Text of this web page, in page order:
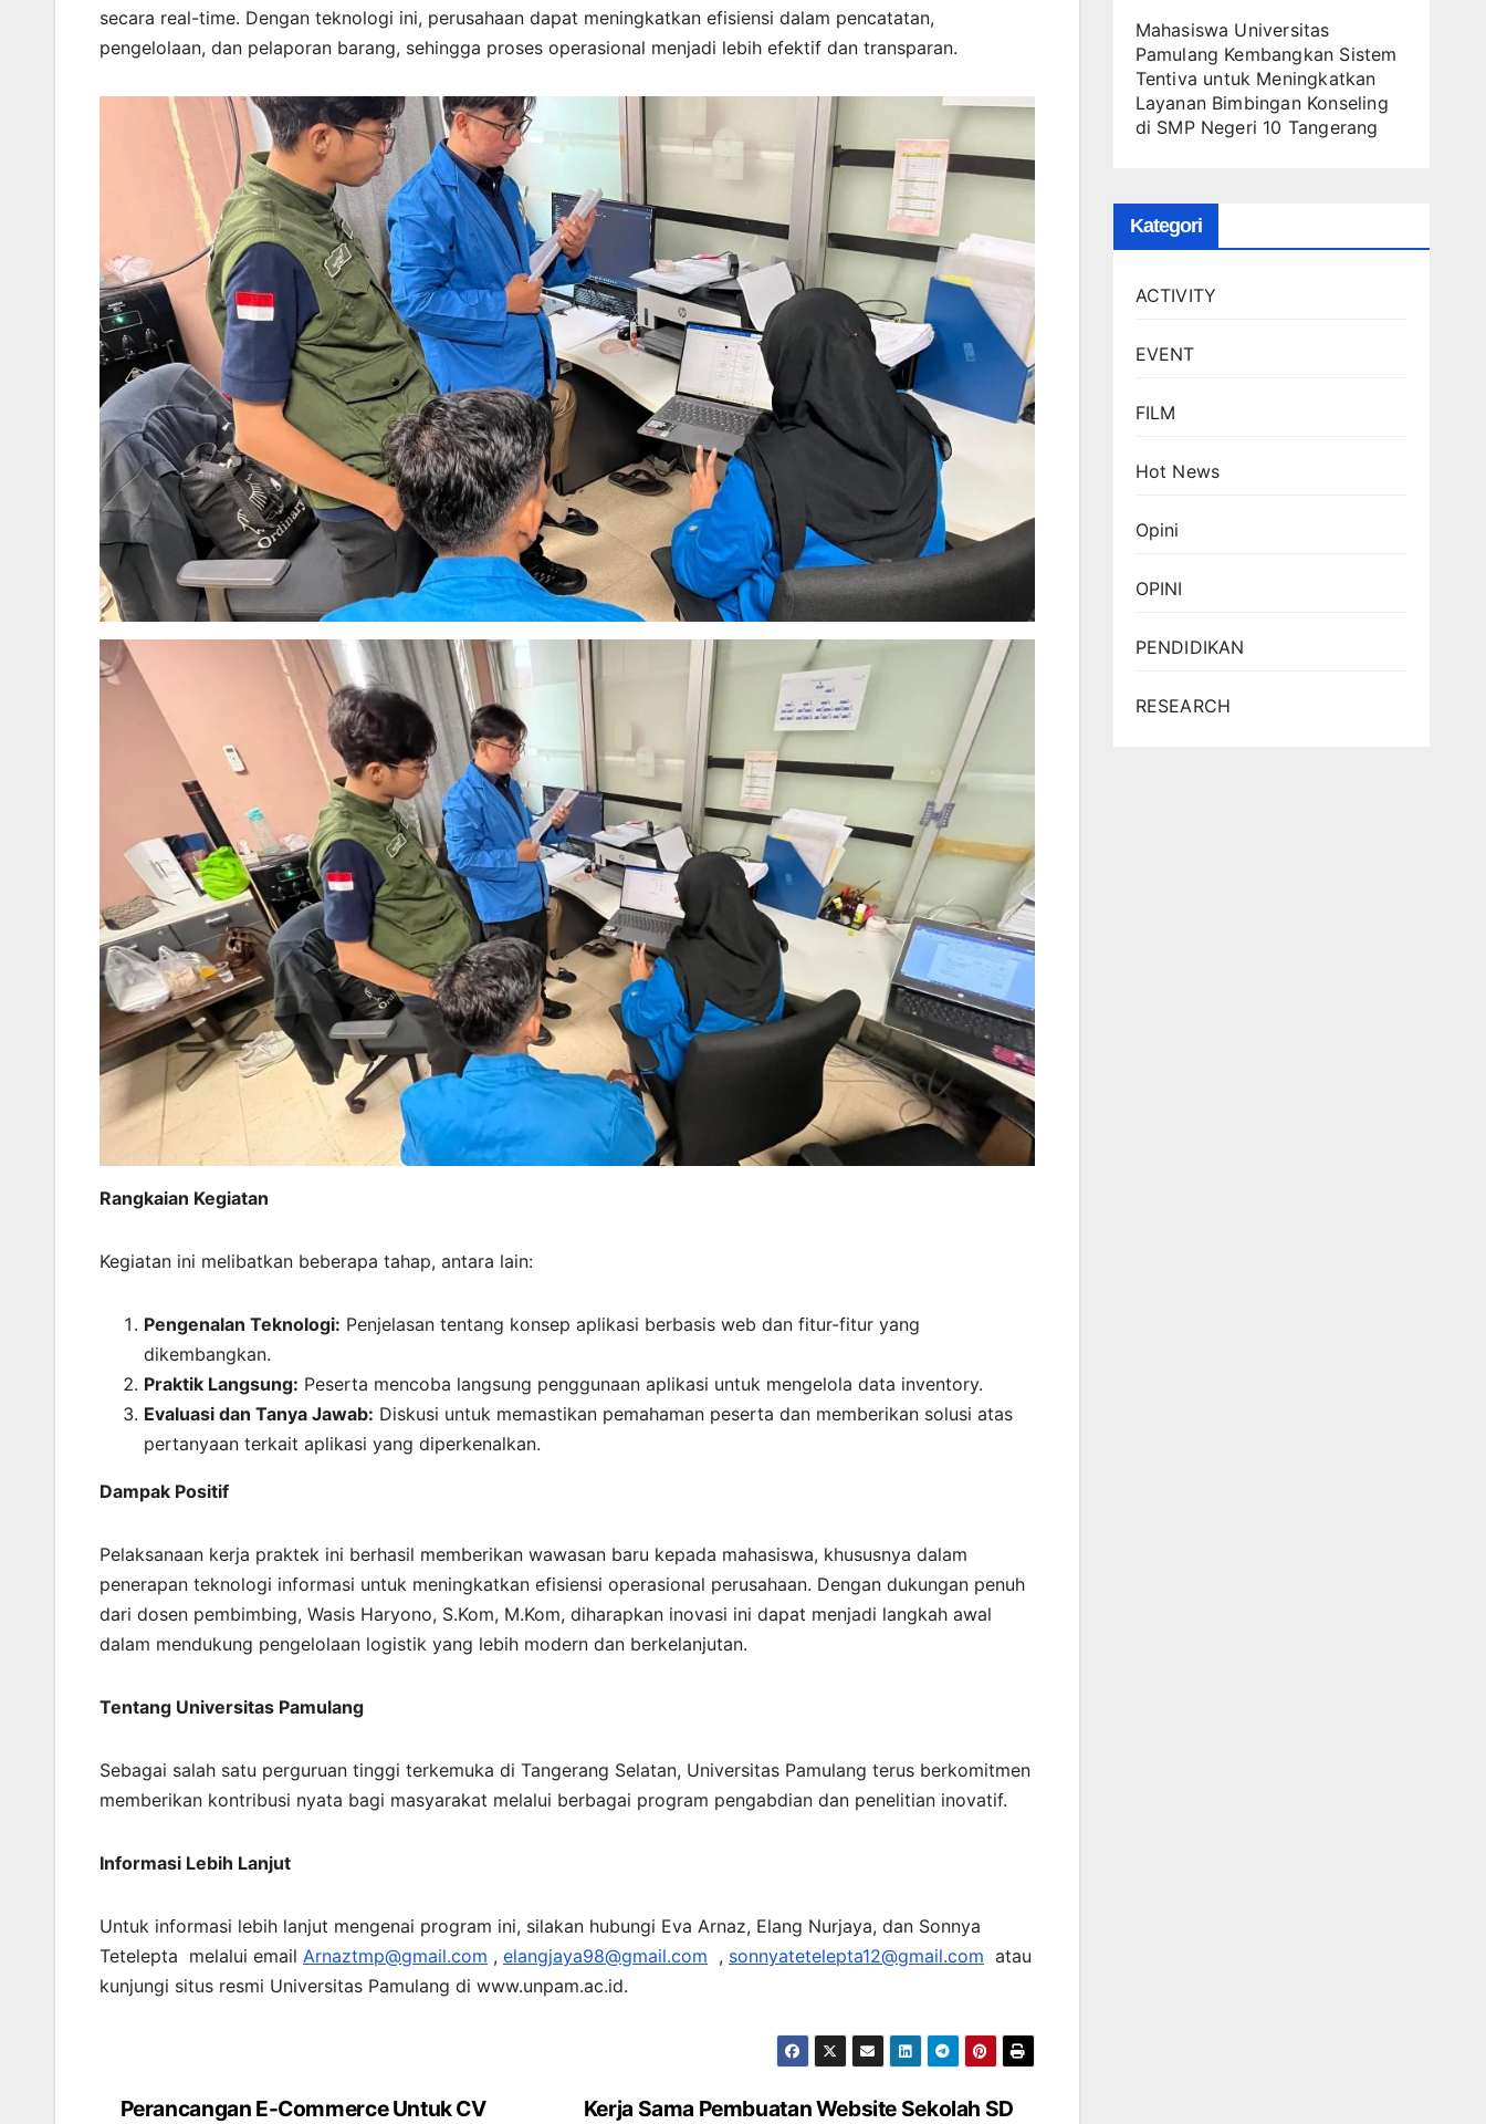
secara real-time. Dengan teknologi ini, perusahaan dapat meningkatkan efisiensi dalam pencatatan,
pengelolaan, dan pelaporan barang, sehingga proses operasional menjadi lebih efektif dan transparan.
Rangkaian Kegiatan
Kegiatan ini melibatkan beberapa tahap, antara lain:
Pengenalan Teknologi: Penjelasan tentang konsep aplikasi berbasis web dan fitur-fitur yang
dikembangkan.
Praktik Langsung: Peserta mencoba langsung penggunaan aplikasi untuk mengelola data inventory.
Evaluasi dan Tanya Jawab: Diskusi untuk memastikan pemahaman peserta dan memberikan solusi atas
pertanyaan terkait aplikasi yang diperkenalkan.
Dampak Positif
Pelaksanaan kerja praktek ini berhasil memberikan wawasan baru kepada mahasiswa, khususnya dalam
penerapan teknologi informasi untuk meningkatkan efisiensi operasional perusahaan. Dengan dukungan penuh
dari dosen pembimbing, Wasis Haryono, S.Kom, M.Kom, diharapkan inovasi ini dapat menjadi langkah awal
dalam mendukung pengelolaan logistik yang lebih modern dan berkelanjutan.
Tentang Universitas Pamulang
Sebagai salah satu perguruan tinggi terkemuka di Tangerang Selatan, Universitas Pamulang terus berkomitmen
memberikan kontribusi nyata bagi masyarakat melalui berbagai program pengabdian dan penelitian inovatif.
Informasi Lebih Lanjut
Untuk informasi lebih lanjut mengenai program ini, silakan hubungi Eva Arnaz, Elang Nurjaya, dan Sonnya
Tetelepta melalui email Arnaztmp@gmail.com , elangjaya98@gmail.com , sonnyatetelepta12@gmail.com atau
kunjungi situs resmi Universitas Pamulang di www.unpam.ac.id.
Kerja Sama Pembuatan Website Sekolah SD
Perancangan E-Commerce Untuk CV
Mahasiswa Universitas
Pamulang Kembangkan Sistem
Tentiva untuk Meningkatkan
Layanan Bimbingan Konseling
di SMP Negeri 10 Tangerang
Kategori
ACTIVITY
EVENT
FILM
Hot News
Opini
OPINI
PENDIDIKAN
RESEARCH